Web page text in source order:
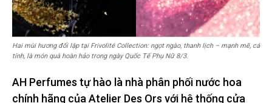
Hai mùi hương đối lập tại Frivolité Collection: ngọt ngào, thanh lịch – mạnh mẽ, cá
tính, là món quà hoàn hảo trong ngày Quốc Tế Phụ Nữ 8/3.
AH Perfumes tự hào là nhà phân phối nước hoa
chính hãng của Atelier Des Ors với hệ thống cửa